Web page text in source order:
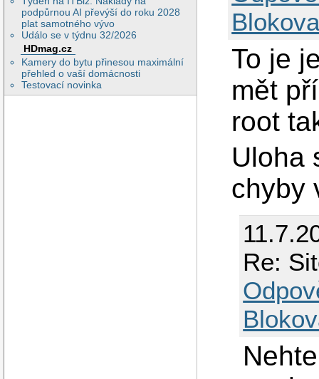
podpůrnou AI převýší do roku 2028
plat samotného vývo
Událo se v týdnu 32/2026
HDmag.cz
Kamery do bytu přinesou maximální
přehled o vaší domácnosti
Testovací novinka
To je
mět
root
Uloha
chyby
Re: